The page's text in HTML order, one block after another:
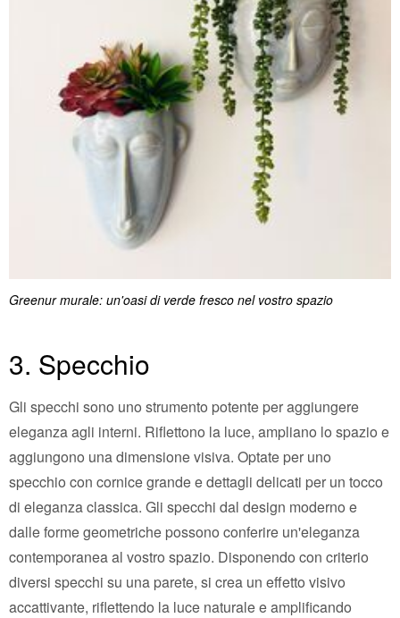
Greenur murale: un'oasi di verde fresco nel vostro spazio
3. Specchio
Gli specchi sono uno strumento potente per aggiungere
eleganza agli interni. Riflettono la luce, ampliano lo spazio e
aggiungono una dimensione visiva. Optate per uno
specchio con cornice grande e dettagli delicati per un tocco
di eleganza classica. Gli specchi dal design moderno e
dalle forme geometriche possono conferire un'eleganza
contemporanea al vostro spazio. Disponendo con criterio
diversi specchi su una parete, si crea un effetto visivo
accattivante, riflettendo la luce naturale e amplificando